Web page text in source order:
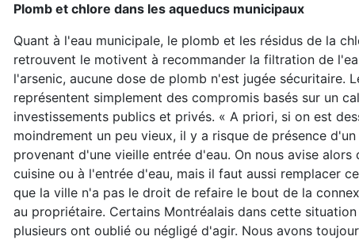
Plomb et chlore dans les aqueducs municipaux
Quant à l'eau municipale, le plomb et les résidus de la
retrouvent le motivent à recommander la filtration de
l'arsenic, aucune dose de plomb n'est jugée sécuritaire.
représentent simplement des compromis basés sur un
investissements publics et privés. « A priori, si on est
moindrement un peu vieux, il y a risque de présence
provenant d'une vieille entrée d'eau. On nous avise
cuisine ou à l'entrée d'eau, mais il faut aussi remplacer
que la ville n'a pas le droit de refaire le bout de la
au propriétaire. Certains Montréalais dans cette
plusieurs ont oublié ou négligé d'agir. Nous avons